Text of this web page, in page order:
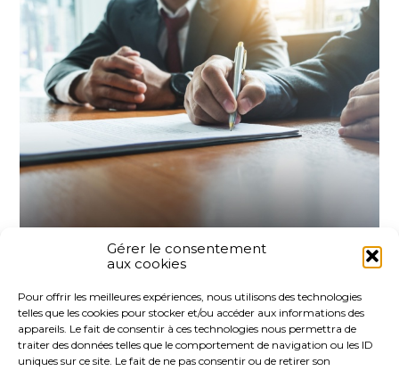
Gérer le consentement
aux cookies
Pour offrir les meilleures expériences, nous utilisons des technologies
telles que les cookies pour stocker et/ou accéder aux informations des
appareils. Le fait de consentir à ces technologies nous permettra de
traiter des données telles que le comportement de navigation ou les ID
uniques sur ce site. Le fait de ne pas consentir ou de retirer son
FaceBook
TwitterLinkedIn